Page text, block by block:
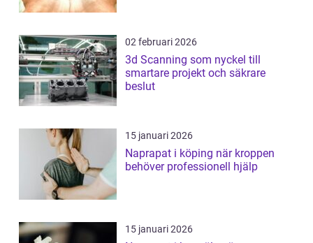
02 februari 2026
3d Scanning som nyckel till
smartare projekt och säkrare
beslut
15 januari 2026
Naprapat i köping när kroppen
behöver professionell hjälp
15 januari 2026